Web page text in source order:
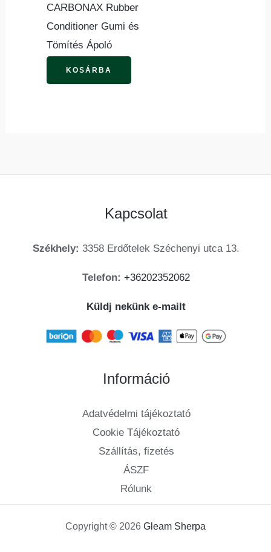
CARBONAX Rubber
Conditioner Gumi és
Tömítés Ápoló
KOSÁRBA
Kapcsolat
Székhely: 3358 Erdőtelek Széchenyi utca 13.
Telefon: +36202352062
Küldj nekünk e-mailt
Információ
Adatvédelmi tájékoztató
Cookie Tájékoztató
Szállítás, fizetés
ÁSZF
Rólunk
Copyright © 2026 Gleam Sherpa